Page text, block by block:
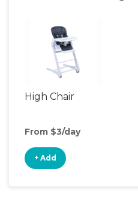
High Chair
From $3/day
+ Add